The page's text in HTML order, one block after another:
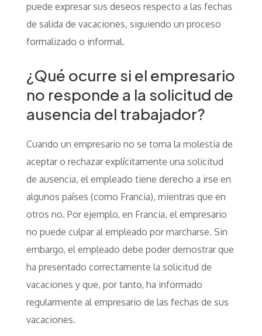
puede expresar sus deseos respecto a las fechas
de salida de vacaciones, siguiendo un proceso
formalizado o informal.
¿Qué ocurre si el empresario
no responde a la solicitud de
ausencia del trabajador?
Cuando un empresario no se toma la molestia de
aceptar o rechazar explícitamente una solicitud
de ausencia, el empleado tiene derecho a irse en
algunos países (como Francia), mientras que en
otros no. Por ejemplo, en Francia, el empresario
no puede culpar al empleado por marcharse. Sin
embargo, el empleado debe poder demostrar que
ha presentado correctamente la solicitud de
vacaciones y que, por tanto, ha informado
regularmente al empresario de las fechas de sus
vacaciones.